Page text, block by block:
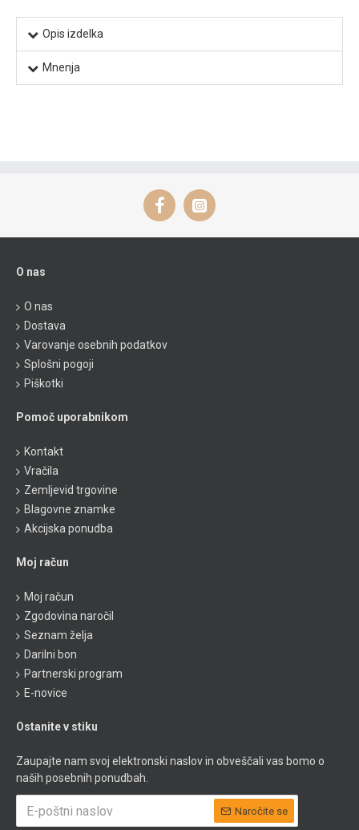
Opis izdelka
Mnenja
O nas
O nas
Dostava
Varovanje osebnih podatkov
Splošni pogoji
Piškotki
Pomoč uporabnikom
Kontakt
Vračila
Zemljevid trgovine
Blagovne znamke
Akcijska ponudba
Moj račun
Moj račun
Zgodovina naročil
Seznam želja
Darilni bon
Partnerski program
E-novice
Ostanite v stiku
Zaupajte nam svoj elektronski naslov in obveščali vas bomo o
naših posebnih ponudbah.
Naročite se